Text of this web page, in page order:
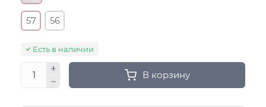
57 56
Есть в наличии
В корзину